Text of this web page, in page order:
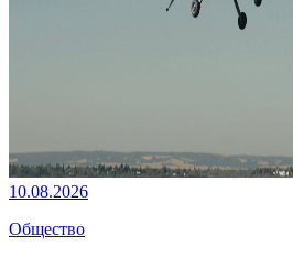
10.08.2026
Общество